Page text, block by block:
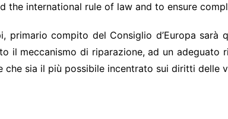
the international rule of law and to ensure
primario compito del Consiglio d’Europa
il meccanismo di riparazione, ad un
che sia il più possibile incentrato sui diritti delle